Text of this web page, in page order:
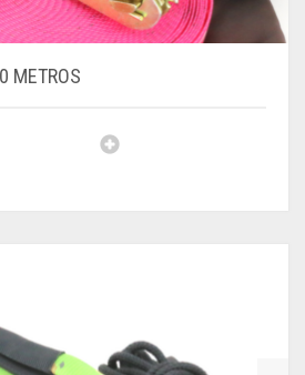
METROS